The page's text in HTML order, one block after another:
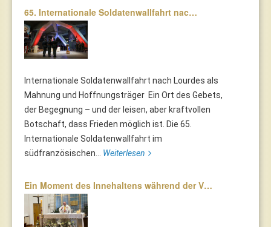
65. Internationale Soldatenwallfahrt nac…
Internationale Soldatenwallfahrt nach Lourdes als
Mahnung und Hoffnungsträger Ein Ort des Gebets,
der Begegnung – und der leisen, aber kraftvollen
Botschaft, dass Frieden möglich ist. Die 65.
Internationale Soldatenwallfahrt im
südfranzösischen... Weiterlesen
Ein Moment des Innehaltens während der V…